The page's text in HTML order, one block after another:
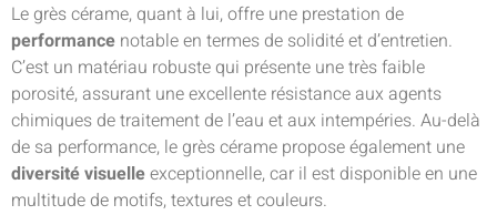
Le grès cérame, quant à lui, offre une prestation de
performance notable en termes de solidité et d’entretien.
C’est un matériau robuste qui présente une très faible
porosité, assurant une excellente résistance aux agents
chimiques de traitement de l’eau et aux intempéries. Au-delà
de sa performance, le grès cérame propose également une
diversité visuelleexceptionnelle, car il est disponible en une
multitude de motifs, textures et couleurs.